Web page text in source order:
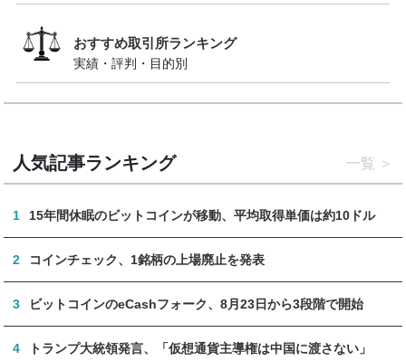
おすすめ取引所ランキング
実績・評判・目的別
人気記事ランキング 一覧
1 15年間休眠のビットコインが移動、平均取得単価は約10ドル
2 コインチェック、1銘柄の上場廃止を発表
3 ビットコインのeCashフォーク、8月23日から3段階で開始
4 トランプ大統領発言、「仮想通貨主導権は中国に渡さない」